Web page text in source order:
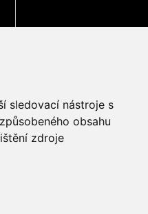
sledovací nástroje s
obsahu
zdroje